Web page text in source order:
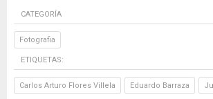
CATEGORÍA
Fotografia
ETIQUETAS:
Carlos Arturo Flores Villela Eduardo Barraza